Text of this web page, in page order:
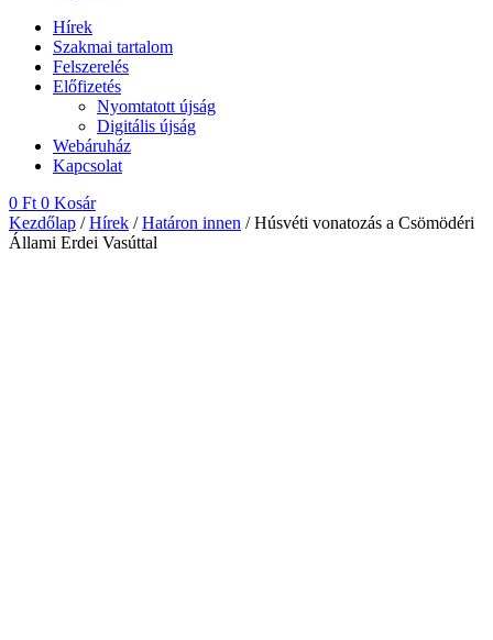
Hírek
Szakmai tartalom
Felszerelés
Előfizetés
Nyomtatott újság
Digitális újság
Webáruház
Kapcsolat
0 Ft 0 Kosár
Kezdőlap /Hírek /Határon innen / Húsvéti vonatozás a Csömödéri
Állami Erdei Vasúttal